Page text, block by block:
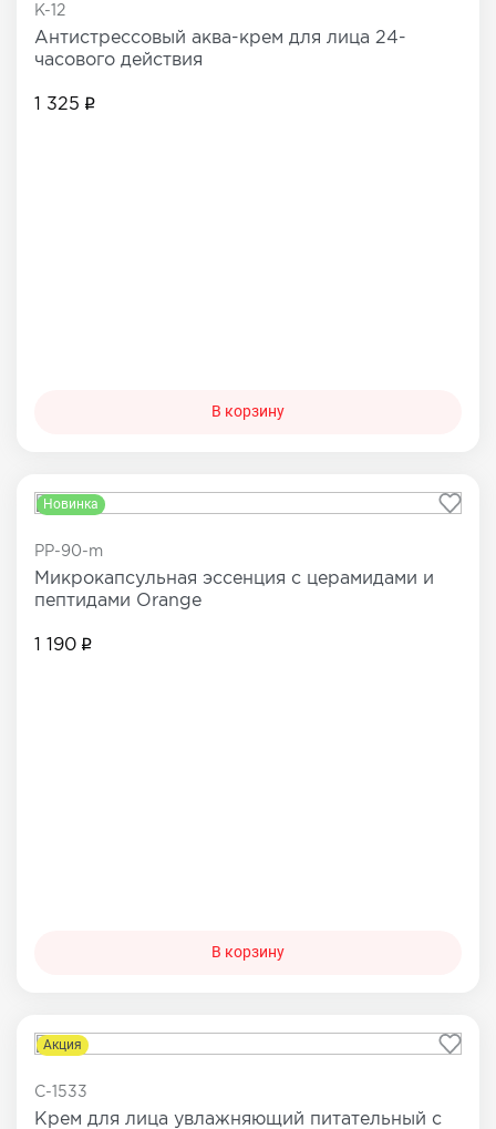
K-12
Антистресcовый аква-крем для лица 24-
часового действия
1 325
В корзину
Новинка
PP-90-m
Микрокапсульная эссенция с церамидами и
пептидами Orange
1 190
В корзину
Акция
C-1533
Крем для лица увлажняющий питательный с